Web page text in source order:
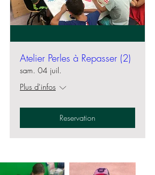
Atelier Perles à Repasser (2)
sam. 04 juil.
Plus d'infos
Reservation